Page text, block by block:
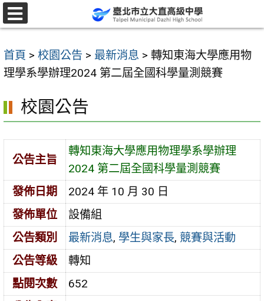
跳
至
要
內
區
首頁 > 校園公告 > 最新消息 > 轉知東海大學應用物
理學系學辦理2024 第二屆全國科學量測競賽
校園公告
公告主旨
轉知東海大學應用物理學系學辦理
2024 第二屆全國科學量測競賽
發佈日期
2024 年 10 月 30 日
發佈單位
設備組
公告類別
最新消息, 學生與家長, 競賽與活動
公告等級
轉知
點閱次數
652
選
單